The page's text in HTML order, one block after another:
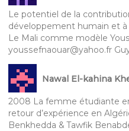
Le potentiel de la
développement humain et à
Le Mali comme modèle
youssefnaouar@yahoo.fr
Nawal El-kahina
2008 La femme étudiante
retour d’expérience en
Benkhedda & Tawfik